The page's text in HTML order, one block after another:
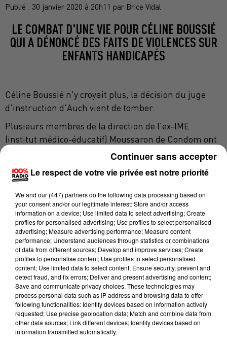
Publié : 30 janvier 2020 à 20h11 par Brice Vidal
LE COMBAT D'UNE VIE POUR CÉLINE BOUSSIÉ
QUI A DÉNONCÉ DES FAITS DE VIOLENCES SUR
ENFANTS HANDICAPÉS
Céline Boussié n'y croyait plus, la décision du juge
d'instruction d'Auch vient de tomber.
Plusieurs membres de la direction de l'ex-IME
(institut médico-éducatif) Moussaron de Condom ont
été mis en examen du chef de harcèlement moral.
Cela fait suite à une plainte déposée par Céline
Boussié. La lanceuse d'alerte, ancienne salariée de la
structure, avait dénoncé des faits de violences sur des
jeunes polyhandicapés de l'établissement.
Elle avait relaté les mauvais traitements infligés aux
enfants dans ce centre"décès, manque de soins, enfants
attachés et enfermés".En juillet 2013, un rapport de
l’Agence régionale de santé pointait d'ailleurs une
situation"de maltraitance institutionnelle"à l’IME
Moussaron.
Le procureur de la République décidera ou non d'une
Le respect de votre vie privée est notre priorité
We and our (447) partnersdo the following data processing based on
your consent and/or our legitimate interest: Store and/or access
information on a device; Use limited data to select advertising; Create
profiles for personalised advertising; Use profiles to select personalised
advertising; Measure advertising performance; Measure content
performance; Understand audiences through statistics or combinations
of data from different sources; Develop and improve services; Create
profiles to personalise content; Use profiles to select personalised
content; Use limited data to select content; Ensure security, prevent and
detect fraud, and fix errors; Deliver and present advertising and content;
Save and communicate privacy choices. These technologies may
process personal data such as IP address and browsing data to offer
following functionalities: Identify devices based on information actively
requested; Use precise geolocation data; Match and combine data from
other data sources; Link different devices; Identify devices based on
information transmitted automatically.
Continuer sans accepter